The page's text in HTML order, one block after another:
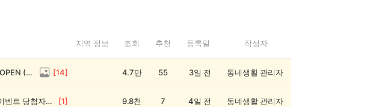
지역 정보 조회 추천 등록일 작성자
전원 1,000캐시! 🥳 우리 동네 썰전 14회차 OPEN (~8/17) [14] 4.7만 55 3일 전 동네생활 관리자
💰[당첨자 발표] 26회차 우리 동네 정보왕 이벤트 당첨자를 발표합니다! [1] 9.8천 7 4일 전 동네생활 관리자